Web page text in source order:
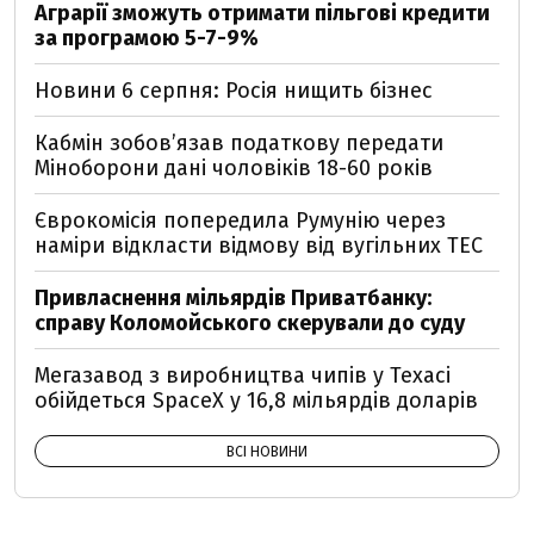
Аграрії зможуть отримати пільгові кредити
за програмою 5-7-9%
Новини 6 серпня: Росія нищить бізнес
Кабмін зобовʼязав податкову передати
Міноборони дані чоловіків 18-60 років
Єврокомісія попередила Румунію через
наміри відкласти відмову від вугільних ТЕС
Привласнення мільярдів Приватбанку:
справу Коломойського скерували до суду
Мегазавод з виробництва чипів у Техасі
обійдеться SpaceX у 16,8 мільярдів доларів
ВСІ НОВИНИ